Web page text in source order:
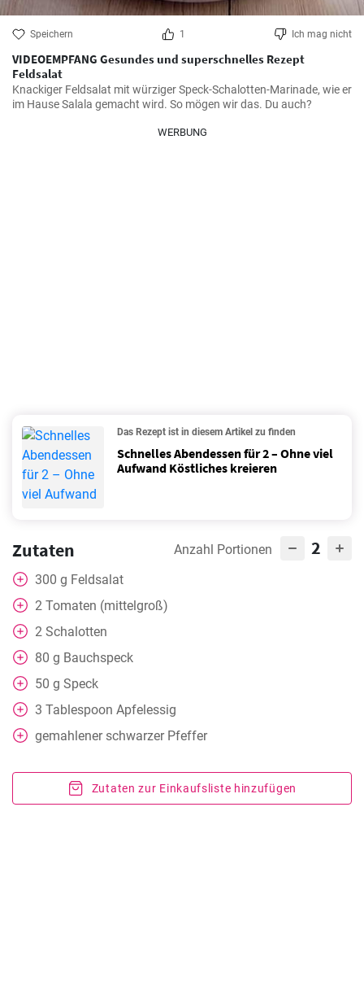
Speichern 1 Ich mag nicht
VIDEOEMPFANG Gesundes und superschnelles Rezept
Feldsalat
Knackiger Feldsalat mit würziger Speck-Schalotten-Marinade, wie er
im Hause Salala gemacht wird. So mögen wir das. Du auch?
WERBUNG
Das Rezept ist in diesem Artikel zu finden
Schnelles Abendessen für 2 – Ohne viel
Aufwand Köstliches kreieren
Zutaten Anzahl Portionen 2
300 g Feldsalat
2 Tomaten (mittelgroß)
2 Schalotten
80 g Bauchspeck
50 g Speck
3 Tablespoon Apfelessig
gemahlener schwarzer Pfeffer
Zutaten zur Einkaufsliste hinzufügen